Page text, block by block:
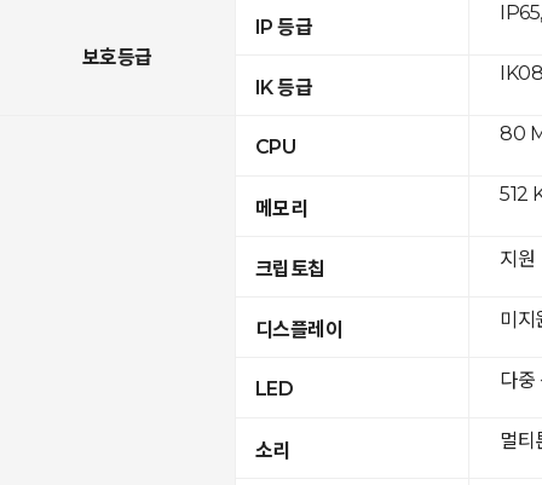
보호등급
IP 등급
IK 등급
CPU
메모리
크립토칩
디스플레이
LED
소리
80
512
지원
미지
다중
멀티